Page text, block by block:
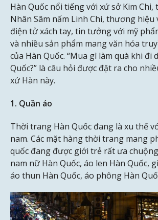
Hàn Quốc nổi tiếng với xứ sở Kim Chi,
Nhân Sâm nấm Linh Chi, thương hiệu
điện tử xách tay, tin tưởng với mỹ
và nhiều sản phẩm mang văn hóa
của Hàn Quốc. “Mua gì làm quà khi đi
Quốc?” là câu hỏi được đặt ra cho
xứ Hàn này.
1. Quần áo
Thời trang Hàn Quốc đang là xu thế
nam. Các mặt hàng thời trang mang
quốc đang được giới trẻ rất ưa
nam nữ Hàn Quốc, áo len Hàn Quốc,
áo thun Hàn Quốc, áo phông Hàn